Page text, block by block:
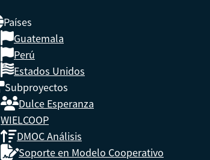
Países
Guatemala
Perú
Estados Unidos
Subproyectos
Dulce Esperanza
WIELCOOP
DMOC Análisis
Soporte en Modelo Cooperativo